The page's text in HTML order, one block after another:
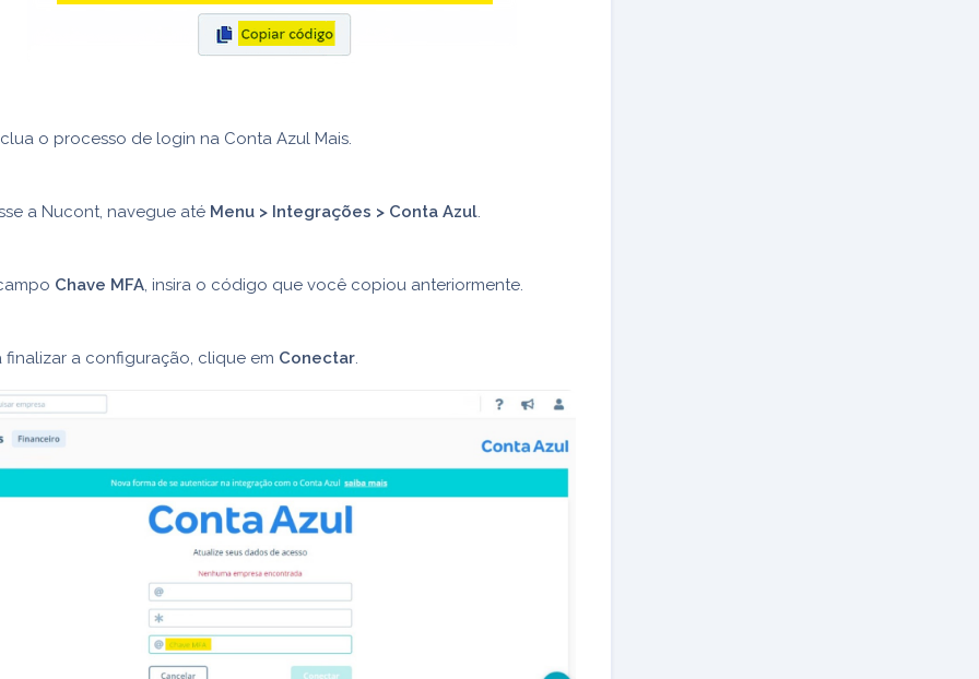
o processo de login na Conta Azul Mais.
a Nucont, navegue até Menu > Integrações > Conta Azul.
Chave MFA, insira o código que você copiou anteriormente.
finalizar a configuração, clique em Conectar.